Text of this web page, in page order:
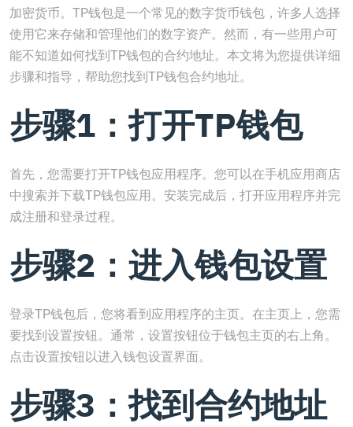
加密货币。TP钱包是一个常见的数字货币钱包，许多人选择
使用它来存储和管理他们的数字资产。然而，有一些用户可
能不知道如何找到TP钱包的合约地址。本文将为您提供详细
步骤和指导，帮助您找到TP钱包合约地址。
步骤1：打开TP钱包
首先，您需要打开TP钱包应用程序。您可以在手机应用商店
中搜索并下载TP钱包应用。安装完成后，打开应用程序并完
成注册和登录过程。
步骤2：进入钱包设置
登录TP钱包后，您将看到应用程序的主页。在主页上，您需
要找到设置按钮。通常，设置按钮位于钱包主页的右上角。
点击设置按钮以进入钱包设置界面。
步骤3：找到合约地址